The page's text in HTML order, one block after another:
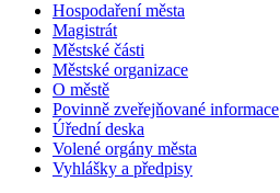
Hospodaření města
Magistrát
Městské části
Městské organizace
O městě
Povinně zveřejňované informace
Úřední deska
Volené orgány města
Vyhlášky a předpisy